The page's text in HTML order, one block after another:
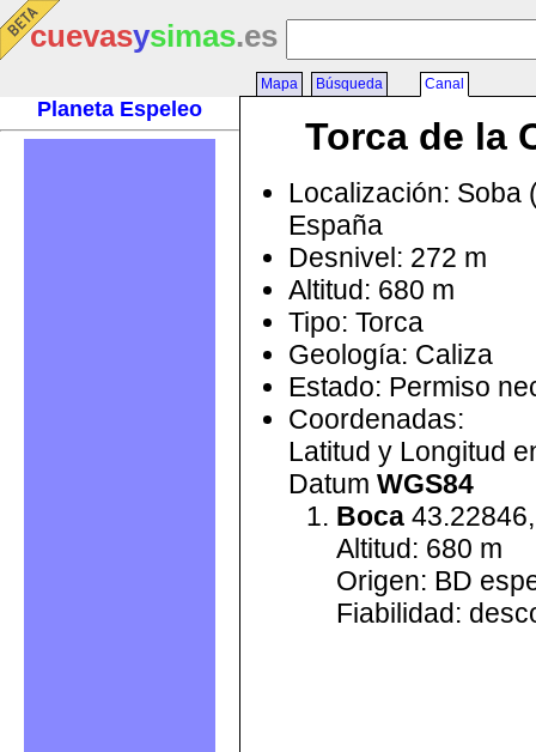
cuevasysimas.es
Planeta Espeleo
Mapa Búsqueda Canal
Torca de la
Localización: Soba
España
Desnivel: 272 m
Altitud: 680 m
Tipo: Torca
Geología: Caliza
Estado: Permiso
Coordenadas:
Latitud y Longitud
Datum WGS84
Boca
Altitud: 680 m
Origen: BD
Fiabilidad: